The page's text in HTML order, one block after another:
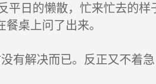
日的懒散，忙来忙去的样
桌上问了出来。
有解决而已。反正又不着